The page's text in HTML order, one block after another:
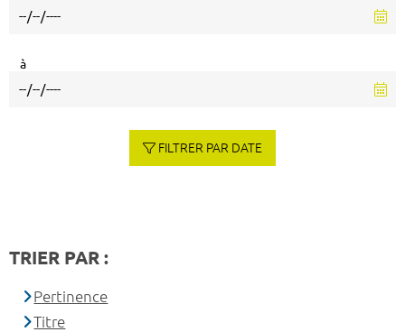
à
FILTRER PAR DATE
TRIER PAR :
Pertinence
Titre